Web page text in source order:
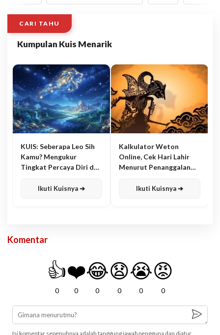
CARI TAHU
Kumpulan Kuis Menarik
KUIS: Seberapa Leo Sih
Kamu? Mengukur
Tingkat Percaya Diri dan
Ikuti Kuisnya ➔
Kalkulator Weton
Online, Cek Hari Lahir
Menurut Penanggalan
Ikuti Kuisnya ➔
Komentar
👍
0
❤️
0
😂
0
😧
0
😭
0
😡
0
Isi komentar sepenuhnya adalah tanggung jawab pengguna dan diatur